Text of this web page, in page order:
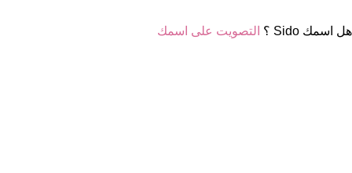
هل اسمك Sido ؟ التصويت على اسمك